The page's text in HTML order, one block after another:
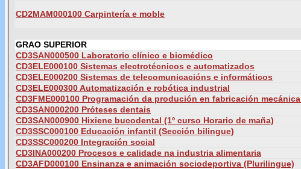
CD2MAM000100 Carpintería e moble
GRAO SUPERIOR
CD3SAN000500 Laboratorio clínico e biomédico
CD3ELE000100 Sistemas electrotécnicos e automatizados
CD3ELE000200 Sistemas de telecomunicacións e informáticos
CD3ELE000300 Automatización e robótica industrial
CD3FME000100 Programación da produción en fabricación mecánica
CD3SAN000200 Próteses dentais
CD3SAN000900 Hixiene bucodental (1º curso Horario de maña)
CD3SSC000100 Educación infantil (Sección bilingue)
CD3SSC000200 Integración social
CD3INA000200 Procesos e calidade na industria alimentaria
CD3AFD000100 Ensinanza e animación sociodeportiva (Plurilingue)